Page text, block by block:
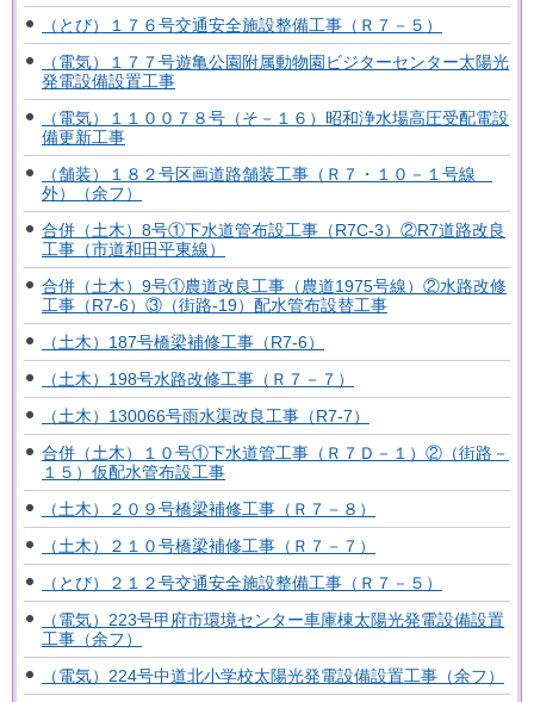
（とび）１７６号交通安全施設整備工事（Ｒ７－５）
（電気）１７７号遊亀公園附属動物園ビジターセンター太陽光
発電設備設置工事
（電気）１１００７８号（そ－１６）昭和浄水場高圧受配電設
備更新工事
（舗装）１８２号区画道路舗装工事（Ｒ７・１０－１号線
外）（余フ）
合併（土木）8号①下水道管布設工事（R7C-3）②R7道路改良
工事（市道和田平東線）
合併（土木）9号①農道改良工事（農道1975号線）②水路改修
工事（R7-6）③（街路-19）配水管布設替工事
（土木）187号橋梁補修工事（R7-6）
（土木）198号水路改修工事（Ｒ７－７）
（土木）130066号雨水渠改良工事（R7-7）
合併（土木）１０号①下水道管工事（Ｒ７Ｄ－１）②（街路－
１５）仮配水管布設工事
（土木）２０９号橋梁補修工事（Ｒ７－８）
（土木）２１０号橋梁補修工事（Ｒ７－７）
（とび）２１２号交通安全施設整備工事（Ｒ７－５）
（電気）223号甲府市環境センター車庫棟太陽光発電設備設置
工事（余フ）
（電気）224号中道北小学校太陽光発電設備設置工事（余フ）